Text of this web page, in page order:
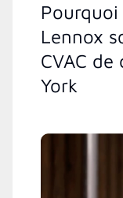
Lennox
CVAC
York